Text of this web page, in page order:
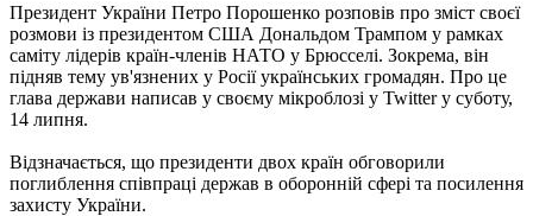
Президент України Петро Порошенко розповів про зміст своєї
розмови із президентом США Дональдом Трампом у рамках
саміту лідерів країн-членів НАТО у Брюсселі. Зокрема, він
підняв тему ув'язнених у Росії українських громадян. Про це
глава держави написав у своєму мікроблозі у Twitter у суботу,
14 липня.
Відзначається, що президенти двох країн обговорили
поглиблення співпраці держав в оборонній сфері та посилення
захисту України.